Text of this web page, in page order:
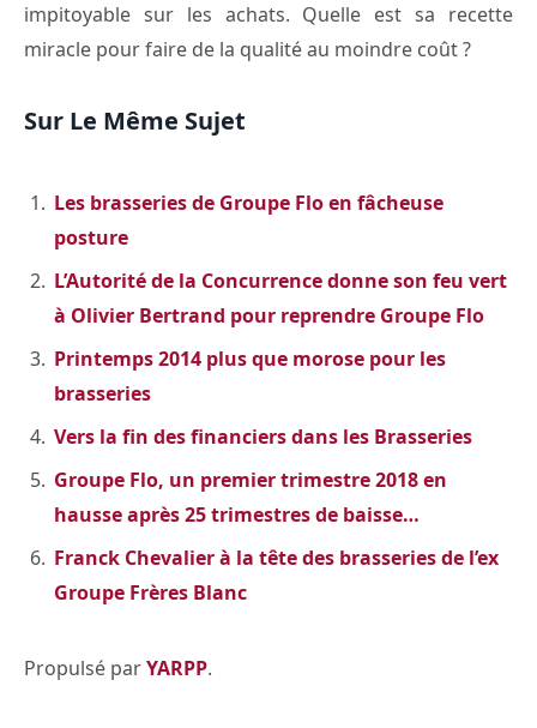
impitoyable sur les achats. Quelle est sa recette
miracle pour faire de la qualité au moindre coût ?
Sur Le Même Sujet
Les brasseries de Groupe Flo en fâcheuse
posture
L’Autorité de la Concurrence donne son feu vert
à Olivier Bertrand pour reprendre Groupe Flo
Printemps 2014 plus que morose pour les
brasseries
Vers la fin des financiers dans les Brasseries
Groupe Flo, un premier trimestre 2018 en
hausse après 25 trimestres de baisse…
Franck Chevalier à la tête des brasseries de l’ex
Groupe Frères Blanc
Propulsé parYARPP.